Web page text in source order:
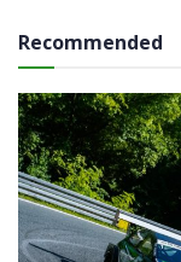
Recommended